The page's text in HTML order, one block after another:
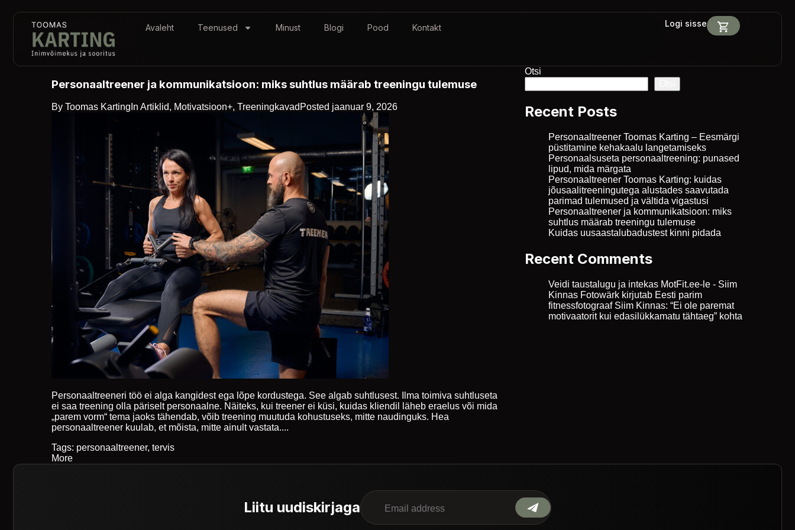
Avaleht Teenused Minust Blogi Pood Kontakt Logi sisse
Personaaltreener ja kommunikatsioon: miks suhtlus määrab treeningu tulemuse
By Toomas Karting In Artiklid, Motivatsioon+, Treeningkavad Posted jaanuar 9, 2026
Personaaltreeneri töö ei alga kangidest ega lõpe kordustega. See algab suhtlusest. Ilma toimiva suhtluseta
ei saa treening olla päriselt personaalne. Näiteks, kui treener ei küsi, kuidas kliendil läheb eraelus või mida
„parem vorm“ tema jaoks tähendab, võib treening muutuda kohustuseks, mitte naudinguks. Hea
personaaltreener kuulab, et mõista, mitte ainult vastata....
Tags: personaaltreener, tervis
More
Otsi
Recent Posts
Personaaltreener Toomas Karting – Eesmärgi
püstitamine kehakaalu langetamiseks
Personaalsuseta personaaltreening: punased
lipud, mida märgata
Personaaltreener Toomas Karting: kuidas
jõusaalitreeningutega alustades saavutada
parimad tulemused ja vältida vigastusi
Personaaltreener ja kommunikatsioon: miks
suhtlus määrab treeningu tulemuse
Kuidas uusaastalubadustest kinni pidada
Recent Comments
Veidi taustalugu ja intekas MotFit.ee-le - Siim
Kinnas Fotowärk kirjutab Eesti parim
fitnessfotograaf Siim Kinnas: “Ei ole paremat
motivaatorit kui edasilükkamatu tähtaeg” kohta
Liitu uudiskirjaga